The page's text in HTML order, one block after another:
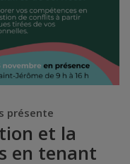
présente
et la
en tenant